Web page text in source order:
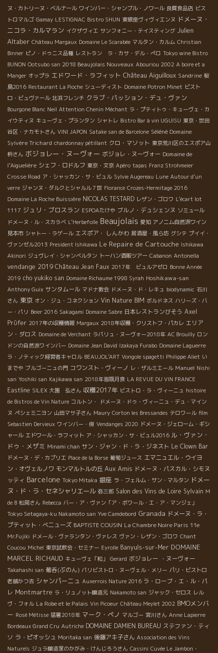
ヌ・カトリーヌ・ベルナール ワインバー・シャンブル・ノワール 良質食品店 ビス
トロマルゴ Gamay LESTIGNAC Bistro SHUN 東銀座ヴィヴィエンヌ ドメーヌ・
ニコラ・カルマラン イクザヴィエ サンフォニー・テイスティング Julien
Altaber Château Margaux Domaine Le Scarabée マルタン・カルム Christian
Binner ピノ・ドゥニス品種 レストラン ラ・カサ・デル・ぺロ Tokyo wine Bistro
BUNON Ootsubo san 2018 Beaujolais Nouveaux Abouriou 2002 A boire et a
Manger オップラ エドワード・ラフィット Château Aiguilloux Sandrine 桜
島2016 Restaurant La Pioche シューディスト Domaine Potron Minet ビスト
ロ・ビュヴァール 北浜フレンチ クラブ・パッション・デュ・ヴァン
Bourgone Blanc Neil Attention Chenin Méchant ラ・プティトゥ・キューヴェ・カ
イウティヌ キューヴェ・プランタン シャトレ Bistro Bar à vin UGUISU 東京・世田
谷区・ナカモトさん VINI JAPON Satake san de Barcelone Séléné Domaine
Sylvère Trichard chardonnay pétillant クロ・マソット 東京荒川区のエスポア山
枡さん ボジョレー・ヌーヴォー ボジョレ・ヌーヴォー Domaine de
l’Aiguelière シェフ・ロドルフ 東京・文京 Apéro tapas Franz Strohmeier
Crosse Road ア・シャッカン・サ・ビュル Sylvie Augereau Lune Autour d'un
verre ジャンヌ・ダルクとシャルル７世 Florance Crozes-Hermitage 2016
Domaine La Roche Buissière NICOLAS TESTARD レザン・ゴロワ L'écart lot
1117 ジュリ・ブロスラン ESPOAたけや ブルノ・デュシェンヌ ソミュール
ドメーヌ・ル・スカラベ L'Herbefolle Beaujolais 愛知 アノニム自然派ワイン
見本市 シャトー・ラゲール エスポア・ しんかわ 居酒屋・風ら坊 グシテ プイイ・
ヴァンゼル2013 President Ishikawa Le Repaire de Cartouche Ishikawa
Akinori ジュヴレイ・シャンベルタン トーハン酒販ツアー Cabanon Antonella
vendange 2019 Château Jean Faux 2017年 ビュルアゼロ Bonne Année
2019 cho yukiko san Domaine Richaume 1998 Syrah Hoshikawa-san
Anthony Guix サンタムール マドナ教会 ドメーヌ・ド・レキュ biodynamic 石川
さん 東京 オン・ジュ・コネクション Vin Nature BIM ボルドネス ハリーズ・バ
ー・パリ Beier 2016 Sakagami Domaine Sabre 日本レストランびそう Axel
Prϋfer 2017年の収穫情報 Margaux 2018年収穫・クリストフ・パカレ エリア
ン・ダロス Domaine de Verchant ラパリュ・ヌーヴォー2018年 AC Brouilly ロン
ドンの自然派ワインバー Domaine Jean David Izakaya Furabo Domaine Laguerre
ラ・ノティック経営者キャロル BEAUJOL'ART Vongole spagetti Philippe Aliet い
までや ブルゴーニュの門 コワンスト・ヴィーノ レ・ザルミエール Manuel Nishi
san Yoshiki san Kajikawa san 2018年皆既月食 LA REVUE DU VIN FRANCE
Eastline SILEX 大園 弘さん 収穫2017年 ビストロ・ラ・ヴィーニュ histoire
de Bistros de Vin Nature コルトン・
ドメーヌ・ドゥ・ヴィーニュ・デュ・マイン
ヌ ペシェミニヨン 山田マサ子さん Maury Corton les Bressandes テロワール film
Sebastien Dervieux ワインバー・俊 Vendanges 2020 ドメーヌ・ジェローム・ギシ
ャール エドワール・ラフィット ア・シャッカン・サ・ビュル2016 ル・ヴァン・
ドゥ・メザミ Minami chan サン・ジャン・ド・ラ・ジネスト Le Clown Bar
ドメーヌ・デ・カプリエ Place de la Borse 葡萄ジュース エマニュエル・ウイヨ
ン・オヴェルノワ モンマルトルの丘 Aux Amis ドメーヌ・パスカル・シモヌ
ッティ Barcelone Tokyo Mitaka 銀座 ラ・フェルム・サン・マルタン ドメー
ヌ・ド・ラ・セネシャリエール 弥三郎 Salon des Vins de Loire Sylvain M
de B 松岡さん Rebecca バー・ア・ヴァン「ア・ボワール・エ・ア・マンジェ」
Tokyo Setagaya-ku Nakamoto san Yve Camdebord Granada ドメーヌ・ラ・
プティット・べニューズ BAPTISTE COUSIN La Chambre Noire Paris 11e
Mr.Fujiki ドメール・ヴァランタン・ヴァレス ヴァン・レザン・ゴロワ Chant
Coucou Michel 東京試飲会・セミナー Eyrolle Banyuls-sur-Mer DOMAINE
MARCEL RICHAUD キューヴェ「和」 Gerard ボジョレー ・ヌーヴォー
Takahashi san 葡呑(ぶのん) パリビストロ・ヌーヴェル・メリー パリ・ビストロ
老舗かつ吉 シャンパーニュ Auxerrois Nature 2016 ラ・ローブ・エ・ル・パ
レ Montmartre ラ・リュノット醸造元 Nakamoto san ジャック・セロス レル
ヴ・フォル La Robe et le Palais Vin Picoeur Château Meylet 2002 BMOメンバ
ー Rosé Métisse 猛暑2018年 マーク・ペノ マルゴー 宮川さん Anne Lapierre
Bordeaux Grand Cru Autriche DOMAINE DAMIEN BUREAU ステファン・ティ
ソ ラ・ピオッシュ Moritaka san 後藤アキ子さん Association des Vins
Naturels ジュラ醸造家のかがみ・けんじろうさん Cassini Cuvée Le Jambon・